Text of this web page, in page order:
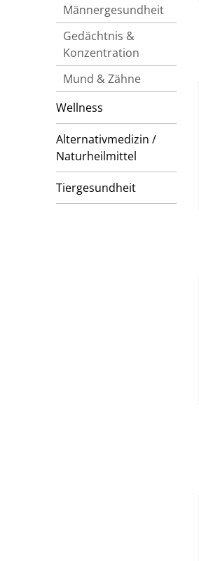
Männergesundheit
Gedächtnis &
Konzentration
Mund & Zähne
Wellness
Alternativmedizin /
Naturheilmittel
Tiergesundheit